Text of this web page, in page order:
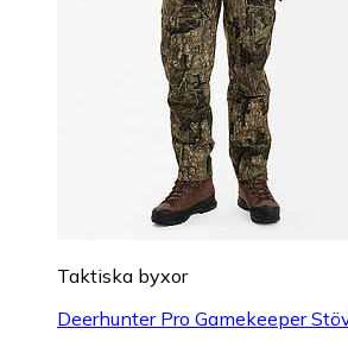
Taktiska byxor
Deerhunter Pro Gamekeeper